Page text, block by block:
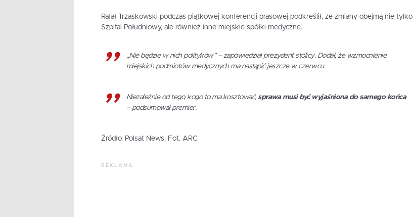
Rafał Trzaskowski podczas piątkowej konferencji prasowej podkreślił, że zmiany obejmą nie tylko
Szpital Południowy, ale również inne miejskie spółki medyczne.
„Nie będzie w nich polityków” – zapowiedział prezydent stolicy. Dodał, że wzmocnienie
miejskich podmiotów medycznych ma nastąpić jeszcze w czerwcu.
Niezależnie od tego, kogo to ma kosztować, sprawa musi być wyjaśniona do samego końca
– podsumował premier.
Źródło: Polsat News. Fot. ARC
REKLAMA